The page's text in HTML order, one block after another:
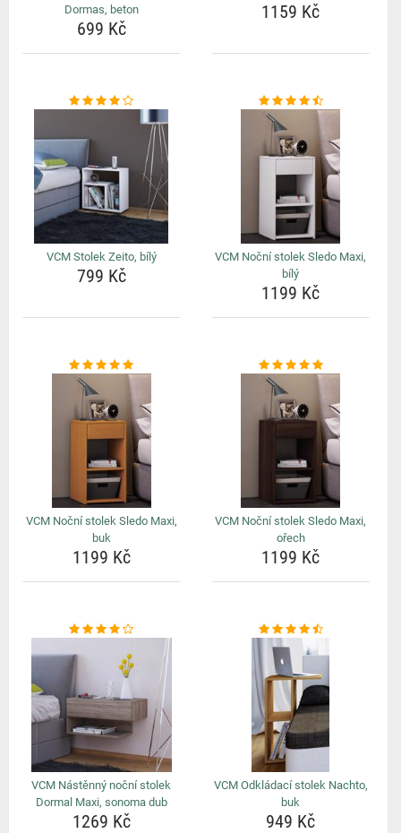
Dormas, beton
699 Kč
1159 Kč
VCM Stolek Zeito, bílý
799 Kč
VCM Noční stolek Sledo Maxi,
bílý
1199 Kč
VCM Noční stolek Sledo Maxi,
buk
1199 Kč
VCM Noční stolek Sledo Maxi,
ořech
1199 Kč
VCM Nástěnný noční stolek
Dormal Maxi, sonoma dub
1269 Kč
VCM Odkládací stolek Nachto,
buk
949 Kč